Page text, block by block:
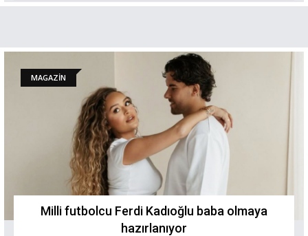
MAGAZİN
Milli futbolcu Ferdi Kadıoğlu baba olmaya
hazırlanıyor